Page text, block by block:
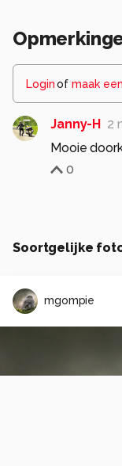
Loginof maak
Janny-H 2
Mooie
0
Soortgelijke
mgompie